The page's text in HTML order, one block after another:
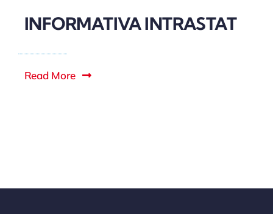
INFORMATIVA INTRASTAT
Read More